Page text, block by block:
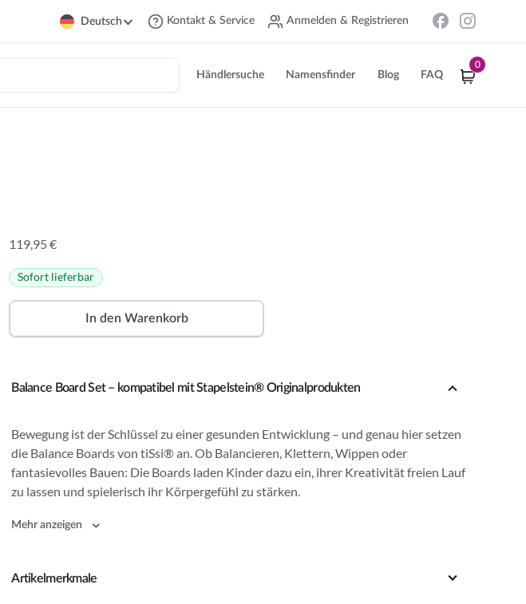
Deutsch Kontakt & Service Anmelden & Registrieren
Händlersuche Namensfinder Blog FAQ
0
119,95€
Sofort lieferbar
In den Warenkorb
Balance Board Set – kompatibel mit Stapelstein® Originalprodukten
Bewegung ist der Schlüssel zu einer gesunden Entwicklung – und genau hier setzen
die Balance Boards von tiSsi® an. Ob Balancieren, Klettern, Wippen oder
fantasievolles Bauen: Die Boards laden Kinder dazu ein, ihrer Kreativität freien Lauf
zu lassen und spielerisch ihr Körpergefühl zu stärken.
Mehr anzeigen
Artikelmerkmale